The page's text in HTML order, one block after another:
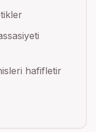
hafifletir